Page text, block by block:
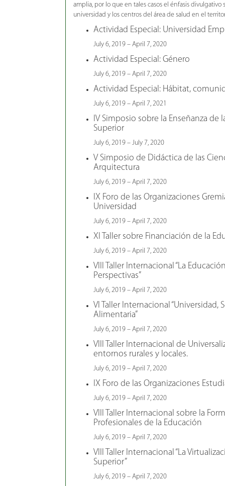
amplia, por lo que en tales casos el énfasis
universidad y los centros del área de salud en el
Actividad Especial: Universidad
July 6, 2019 – April 7, 2020
Actividad Especial: Género
July 6, 2019 – April 7, 2020
Actividad Especial: Hábitat,
July 6, 2019 – April 7, 2021
IV Simposio sobre la Enseñanza de
Superior
July 6, 2019 – July 7, 2020
V Simposio de Didáctica de las
Arquitectura
July 6, 2019 – April 7, 2020
IX Foro de las Organizaciones
Universidad
July 6, 2019 – April 7, 2020
XI Taller sobre Financiación de la
July 6, 2019 – April 7, 2020
VIII Taller Internacional “La
Perspectivas”
July 6, 2019 – April 7, 2020
VI Taller Internacional “Universidad,
Alimentaria”
July 6, 2019 – April 7, 2020
VIII Taller Internacional de
entornos rurales y locales.
July 6, 2019 – April 7, 2020
IX Foro de las Organizaciones
July 6, 2019 – April 7, 2020
VIII Taller Internacional sobre la
Profesionales de la Educación
July 6, 2019 – April 7, 2020
VIII Taller Internacional “La
Superior”
July 6, 2019 – April 7, 2020